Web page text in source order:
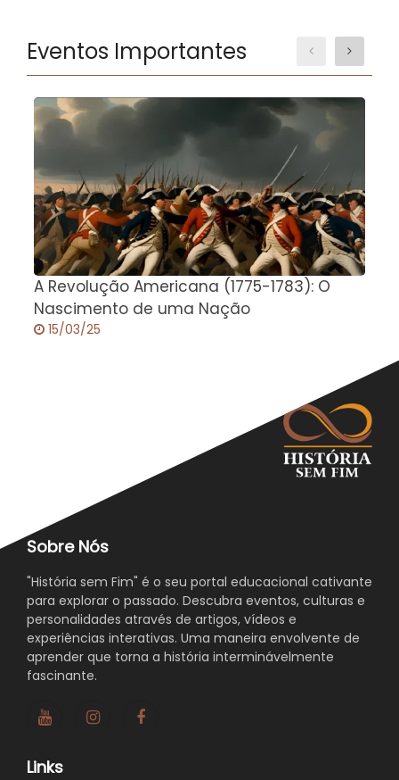
Eventos Importantes
A Revolução Americana (1775-1783): O
Nascimento de uma Nação
15/03/25
Sobre Nós
"História sem Fim" é o seu portal educacional cativante
para explorar o passado. Descubra eventos, culturas e
personalidades através de artigos, vídeos e
experiências interativas. Uma maneira envolvente de
aprender que torna a história interminávelmente
fascinante.
Links